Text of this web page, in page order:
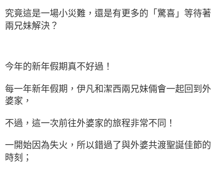
究竟這是一場小災難，還是有更多的「驚喜」等待著
兩兄妹解決？
今年的新年假期真不好過！
每一年新年假期，伊凡和潔西兩兄妹倆會一起回到外
婆家，
不過，這一次前往外婆家的旅程非常不同！
一開始因為失火，所以錯過了與外婆共渡聖誕佳節的
時刻；